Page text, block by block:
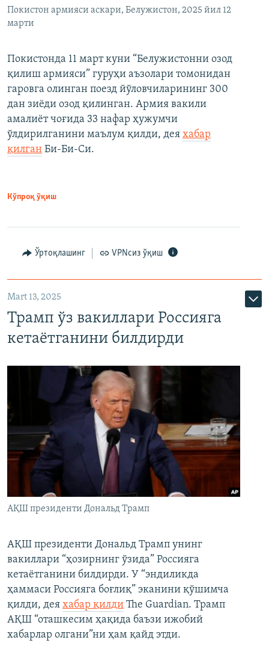
Покистон армияси аскари, Белужистон, 2025 йил 12
марти
Покистонда 11 март куни “Белужистонни озод
қилиш армияси” гуруҳи аъзолари томонидан
гаровга олинган поезд йўловчиларининг 300
дан зиёди озод қилинган. Армия вакили
амалиёт чоғида 33 нафар ҳужумчи
ўлдирилганини маълум қилди, дея хабар
қилган Би-Би-Си.
Кўпроқ ўқиш
Ўртоқлашинг VPNсиз ўқиш
Mart 13, 2025
Трамп ўз вакиллари Россияга
кетаётганини билдирди
АҚШ президенти Дональд Трамп
АҚШ президенти Дональд Трамп унинг
вакиллари “ҳозирнинг ўзида” Россияга
кетаётганини билдирди. У “эндиликда
ҳаммаси Россияга боғлиқ” эканини қўшимча
қилди, дея хабар қилди The Guardian. Трамп
АҚШ “оташкесим ҳақида баъзи ижобий
хабарлар олгани”ни ҳам қайд этди.